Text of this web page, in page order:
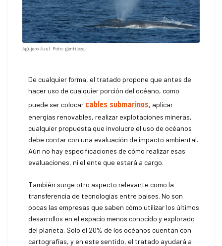
Agujero Azul. Foto: gentileza.
De cualquier forma, el tratado propone que antes de
hacer uso de cualquier porción del océano, como
puede ser colocar cables submarinos, aplicar
energías renovables, realizar explotaciones mineras,
cualquier propuesta que involucre el uso de océanos
debe contar con una evaluación de impacto ambiental.
Aún no hay especificaciones de cómo realizar esas
evaluaciones, ni el ente que estará a cargo.
También surge otro aspecto relevante como la
transferencia de tecnologías entre países. No son
pocas las empresas que saben cómo utilizar los últimos
desarrollos en el espacio menos conocido y explorado
del planeta. Solo el 20% de los océanos cuentan con
cartografías, y en este sentido, el tratado ayudará a